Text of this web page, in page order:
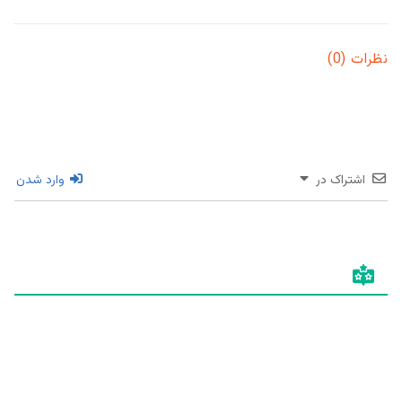
نظرات (0)
اشتراک در وارد شدن